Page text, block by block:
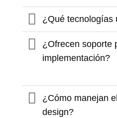
¿Qué tecnologías
¿Ofrecen soporte
implementación?
¿Cómo manejan
design?